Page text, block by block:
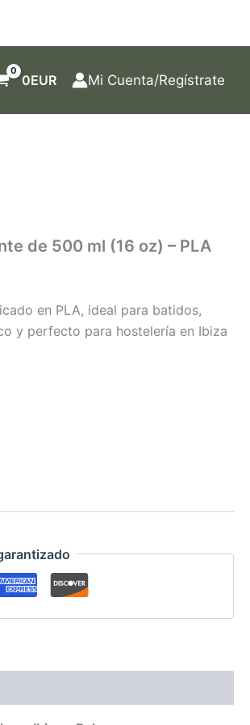
0EUR Mi Cuenta/Regístrate
de 500 ml (16 oz) – PLA
en PLA, ideal para batidos,
y perfecto para hostelería en Ibiza